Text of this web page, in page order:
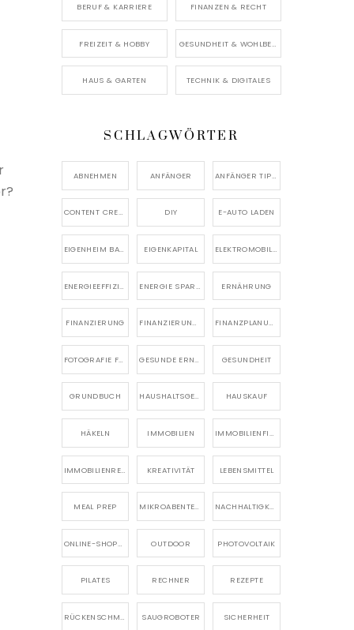
BERUF & KARRIERE FINANZEN & RECHT
FREIZEIT & HOBBY
HAUS & GARTEN TECHNIK & DIGITALES
SCHLAGWÖRTER
ABNEHMEN ANFÄNGER ANFÄNGER TIPPS
CONTENT CREATION DIY E-AUTO LADEN
EIGENHEIM BAUEN EIGENKAPITAL ELEKTROMOBILITÄT
ERNÄHRUNG
FINANZIERUNG FINANZIERUNG EIGENHEIM FINANZPLANUNG
FOTOGRAFIE FÜR ANFÄNGER GESUNDE ERNÄHRUNG GESUNDHEIT
GRUNDBUCH HAUSHALTSGERÄTE HAUSKAUF
HÄKELN IMMOBILIEN IMMOBILIENFINANZIERUNG
KREATIVITÄT LEBENSMITTEL
MEAL PREP MIKROABENTEUER NACHHALTIGKEIT
ONLINE-SHOPPING OUTDOOR PHOTOVOLTAIK
PILATES RECHNER REZEPTE
RÜCKENSCHMERZEN SAUGROBOTER SICHERHEIT